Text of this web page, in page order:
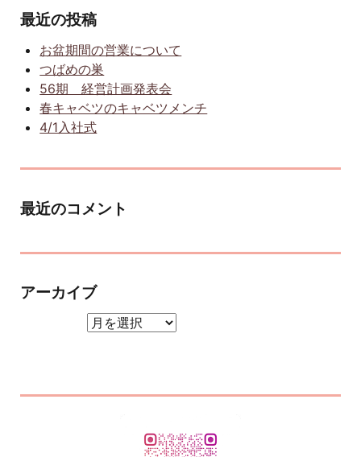
最近の投稿
お盆期間の営業について
つばめの巣
56期 経営計画発表会
春キャベツのキャベツメンチ
4/1入社式
最近のコメント
アーカイブ